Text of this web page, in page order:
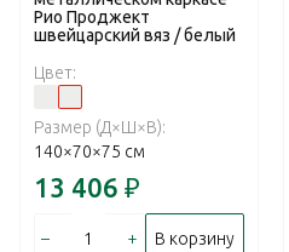
Рио Проджект
швейцарский вяз / белый
Цвет:
Размер (Д×Ш×В):
140×70×75 см
13 406 ₽
– + В корзину